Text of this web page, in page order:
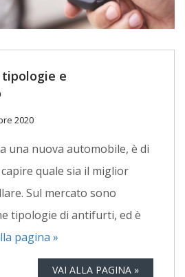
e
2020
una nuova automobile, è di
quale sia il miglior
Sul mercato sono
tipologie di antifurti, ed è
pagina »
VAI ALLA PAGINA »